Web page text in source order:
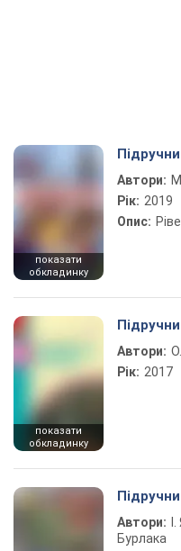
показати
обкладинку
Автори:
Рік: 2019
Опис:
показати
обкладинку
Автори:
Рік: 2017
Автори:
Бурлака